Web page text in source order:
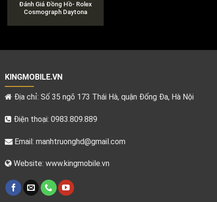
Đánh Giá Đồng Hồ- Rolex
Cosmograph Daytona
KINGMOBILE.VN
Địa chỉ: Số 35 ngõ 173 Thái Hà, quận Đống Đa, Hà Nội
Điện thoại: 0983.809.889
Email: manhtruonghd@gmail.com
Website: www.kingmobile.vn